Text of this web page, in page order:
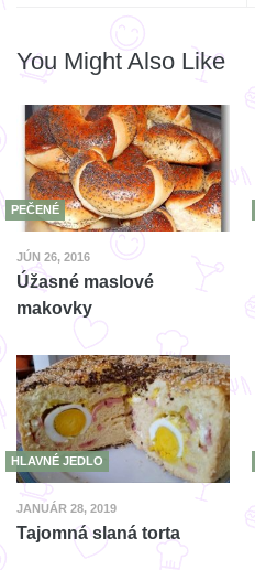
You Might Also Like
PEČENÉ
JÚN 26, 2016
Úžasné maslové
makovky
HLAVNÉ JEDLO
JANUÁR 28, 2019
Tajomná slaná torta